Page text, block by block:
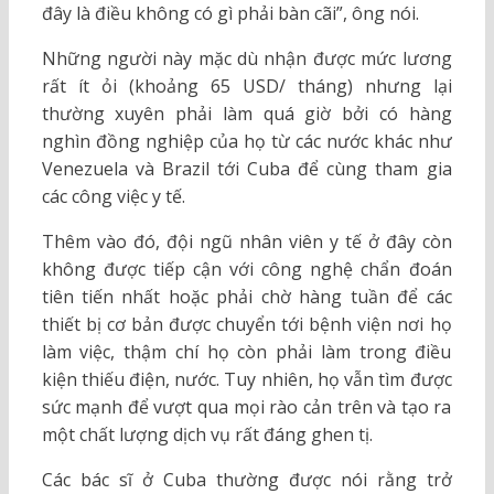
đây là điều không có gì phải bàn cãi”, ông nói.
Những người này mặc dù nhận được mức lương
rất ít ỏi (khoảng 65 USD/ tháng) nhưng lại
thường xuyên phải làm quá giờ bởi có hàng
nghìn đồng nghiệp của họ từ các nước khác như
Venezuela và Brazil tới Cuba để cùng tham gia
các công việc y tế.
Thêm vào đó, đội ngũ nhân viên y tế ở đây còn
không được tiếp cận với công nghệ chẩn đoán
tiên tiến nhất hoặc phải chờ hàng tuần để các
thiết bị cơ bản được chuyển tới bệnh viện nơi họ
làm việc, thậm chí họ còn phải làm trong điều
kiện thiếu điện, nước. Tuy nhiên, họ vẫn tìm được
sức mạnh để vượt qua mọi rào cản trên và tạo ra
một chất lượng dịch vụ rất đáng ghen tị.
Các bác sĩ ở Cuba thường được nói rằng trở